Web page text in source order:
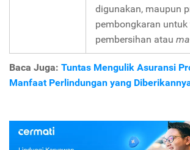
digunakan, maupun
pembongkaran
pembersihan atau
Baca Juga: Tuntas Mengulik Asuransi
Manfaat Perlindungan yang